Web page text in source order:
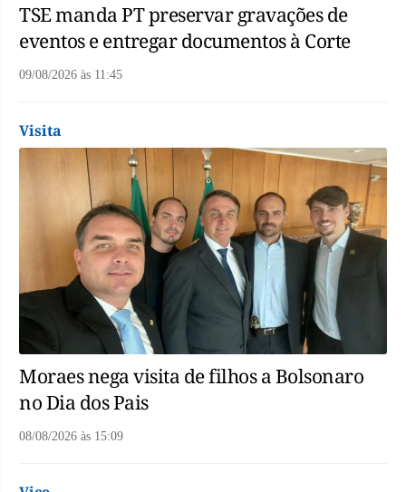
TSE manda PT preservar gravações de
eventos e entregar documentos à Corte
09/08/2026 às 11:45
Visita
Moraes nega visita de filhos a Bolsonaro
no Dia dos Pais
08/08/2026 às 15:09